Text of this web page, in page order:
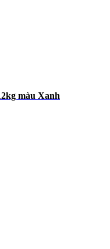
Miss 12kg màu Xanh